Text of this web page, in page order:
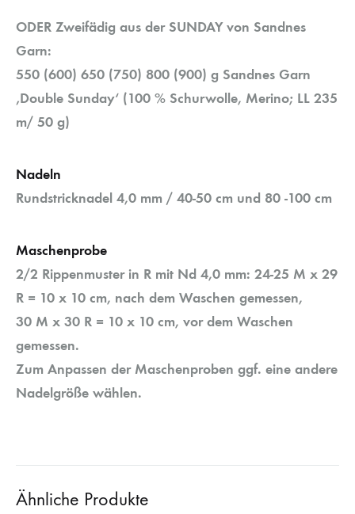
ODER Zweifädig aus der SUNDAY von Sandnes
Garn:
550 (600) 650 (750) 800 (900) g Sandnes Garn
‚Double Sunday‘ (100 % Schurwolle, Merino; LL 235
m/ 50 g)
Nadeln
Rundstricknadel 4,0 mm / 40-50 cm und 80 -100 cm
Maschenprobe
2/2 Rippenmuster in R mit Nd 4,0 mm: 24-25 M x 29
R = 10 x 10 cm, nach dem Waschen gemessen,
30 M x 30 R = 10 x 10 cm, vor dem Waschen
gemessen.
Zum Anpassen der Maschenproben ggf. eine andere
Nadelgröße wählen.
Ähnliche Produkte